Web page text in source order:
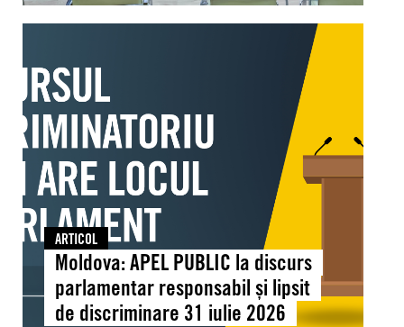
pentru
a
consolida
educația
pentru
drepturile
omului
PUBLIC
la
discurs
parlamentar
responsabil
lipsit
de
discriminare
iulie
2026
ARTICOL
Moldova: APEL PUBLIC la discurs
parlamentar responsabil și lipsit
de discriminare 31 iulie 2026